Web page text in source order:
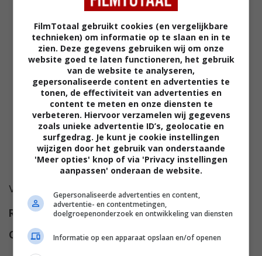
Voor deze film is nog geen synopsis beschikbaar.
Regie Norman Taurog.
Cast
Robert Strauss,Benson Fong
FilmTotaal gebruikt cookies (en vergelijkbare
technieken) om informatie op te slaan en in te
zien. Deze gegevens gebruiken wij om onze
website goed te laten functioneren, het gebruik
van de website te analyseren,
gepersonaliseerde content en advertenties te
tonen, de effectiviteit van advertenties en
content te meten en onze diensten te
verbeteren. Hiervoor verzamelen wij gegevens
zoals unieke advertentie ID’s, geolocatie en
surfgedrag. Je kunt je cookie instellingen
wijzigen door het gebruik van onderstaande
'Meer opties' knop of via 'Privacy instellingen
aanpassen' onderaan de website.
Gepersonaliseerde advertenties en content,
advertentie- en contentmetingen,
doelgroepenonderzoek en ontwikkeling van diensten
Informatie op een apparaat opslaan en/of openen